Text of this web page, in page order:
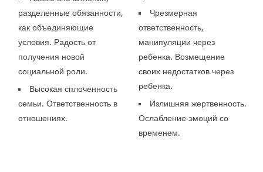
разделенные обязанности,
как объединяющие
условия. Радость от
получения новой
социальной роли.
Высокая сплоченность
семьи. Ответственность в
отношениях.
Чрезмерная
ответственность,
манипуляции через
ребенка. Возмещение
своих недостатков через
ребенка.
Излишняя жертвенность.
Ослабление эмоций со
временем.